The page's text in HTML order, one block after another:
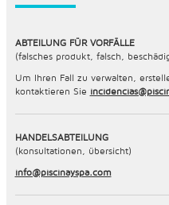
ABTEILUNG FÜR VORFÄLLE
(falsches produkt, falsch,
Um Ihren Fall zu verwalten,
kontaktieren Sie
HANDELSABTEILUNG
(konsultationen, übersicht)
info@piscinayspa.com